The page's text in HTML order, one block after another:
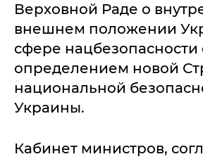
Верховной Раде о
внешнем положении
сфере нацбезопасности
определением новой
национальной
Украины.
Кабинет министров,